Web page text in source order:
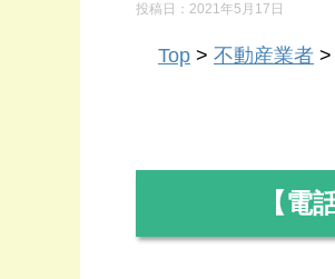
投稿日： 2021年5月17日
Top > 不動産業者 >
【電